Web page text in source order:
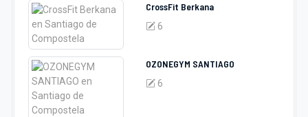
CrossFit Berkana
6
OZONEGYM SANTIAGO
6